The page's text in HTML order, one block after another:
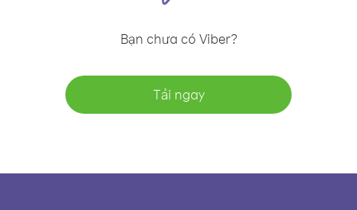
Bạn chưa có Viber?
Tải ngay